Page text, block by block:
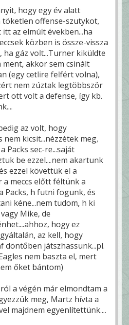
hogy egy év alatt
offense-szutykot,
az elmúlt években...ha
közben is össze-vissza
gáz volt...Turner kiküldte
ment, akkor sem csinált
(egy cetlire felfért volna),
nem zúztak legtöbbször
ott volt a defense, így kb.
az volt, hogy
kicsit...nézzétek meg,
Packs sec-re...saját
be ezzel....nem akartunk
ezzel követtük el a
meccs előtt féltünk a
Packs, h futni fogunk, és
kéne...nem tudom, h ki
Mike, de
hogy ez
az kell, hogy
döntőben játszhassunk...pl.
nem baszta el, mert
őket bántom)
a végén már elmondtam a
meg, Martz hívta a
majdnem egyenlítettünk....